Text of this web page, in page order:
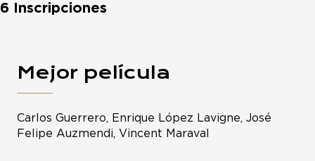
6 Inscripciones
Mejor película
Carlos Guerrero, Enrique López Lavigne, José
Felipe Auzmendi, Vincent Maraval